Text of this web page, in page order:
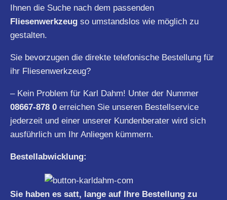
Ihnen die Suche nach dem passenden
Fliesenwerkzeug so umstandslos wie möglich zu
gestalten.
Sie bevorzugen die direkte telefonische Bestellung für
ihr Fliesenwerkzeug?
– Kein Problem für Karl Dahm! Unter der Nummer
08667-878 0 erreichen Sie unseren Bestellservice
jederzeit und einer unserer Kundenberater wird sich
ausführlich um Ihr Anliegen kümmern.
Bestellabwicklung:
Sie haben es satt, lange auf Ihre Bestellung zu